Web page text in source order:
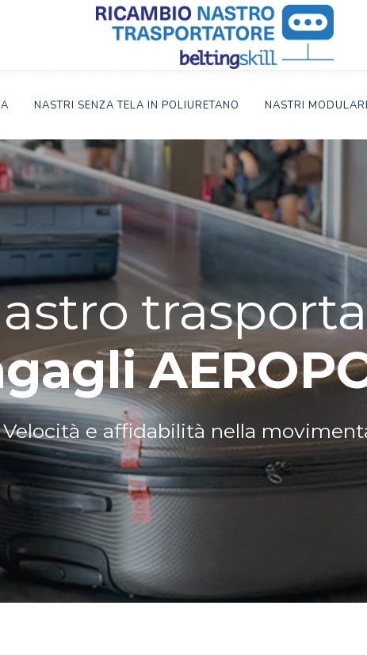
NASTRI SENZA TELA IN POLIURETANO NASTRI
Velocità e affidabilità nella